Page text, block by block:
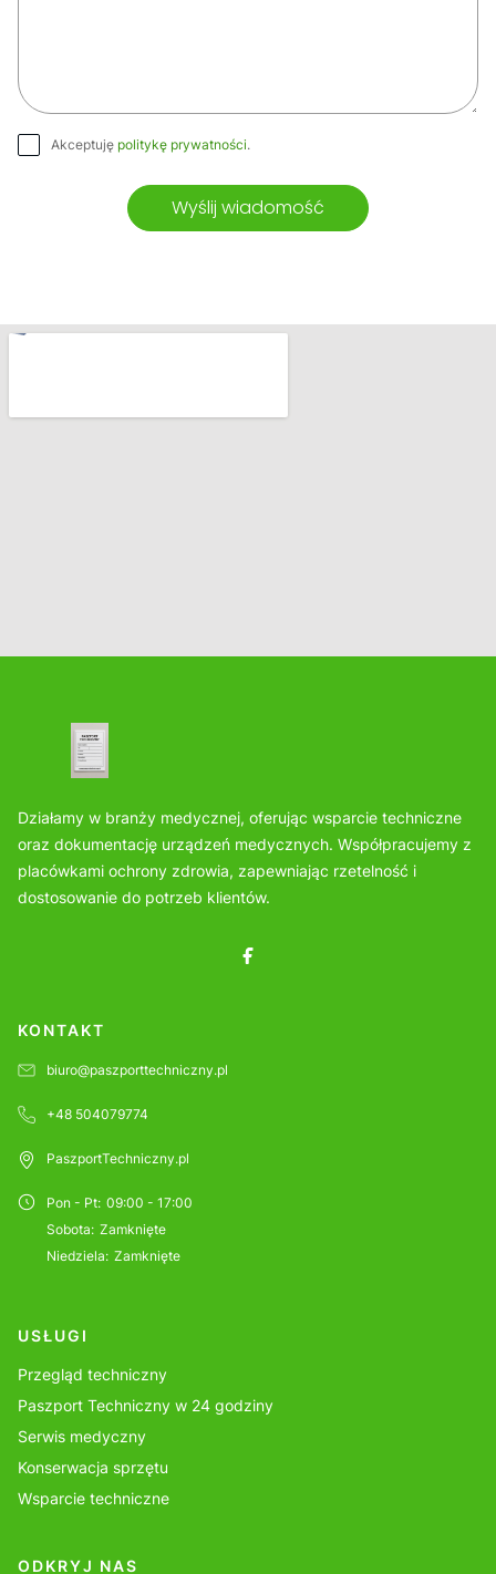
Akceptuję politykę prywatności.
Wyślij wiadomość
Działamy w branży medycznej, oferując wsparcie techniczne
oraz dokumentację urządzeń medycznych. Współpracujemy z
placówkami ochrony zdrowia, zapewniając rzetelność i
dostosowanie do potrzeb klientów.
KONTAKT
biuro@paszporttechniczny.pl
+48 504079774
PaszportTechniczny.pl
Pon - Pt: 09:00 - 17:00
Sobota: Zamknięte
Niedziela: Zamknięte
USŁUGI
Przegląd techniczny
Paszport Techniczny w 24 godziny
Serwis medyczny
Konserwacja sprzętu
Wsparcie techniczne
ODKRYJ NAS